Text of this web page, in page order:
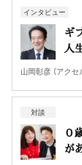
インタビュー
ギ
人
山岡彰彦 （アクセ
対談
０
が